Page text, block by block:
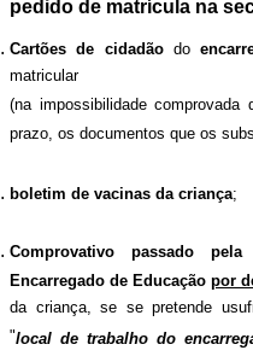
pedido de matrícula na
Cartões de cidadãodo
matricular
(na impossibilidade
prazo, os documentos que os
boletim de vacinas da criança;
Comprovativo passado pela
Encarregado de Educaçãopor
da criança, se se pretende
"local de trabalho do